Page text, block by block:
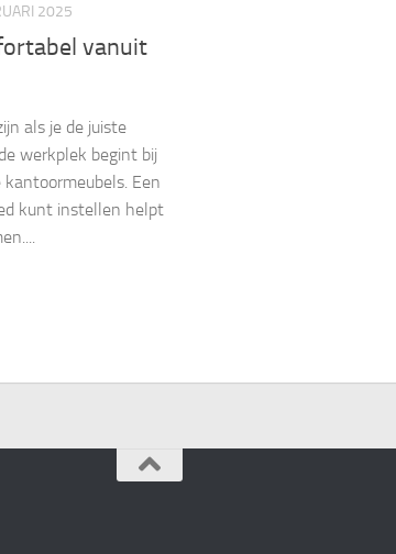
2025
vanuit
als je de juiste
werkplek begint bij
Een
kunt instellen helpt